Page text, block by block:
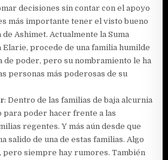
decisiones sin contar con el apoyo
más importante tener el visto bueno
de Ashimet. Actualmente la Suma
Elarie, procede de una familia humilde
poder, pero su nombramiento le ha
personas más poderosas de su
: Dentro de las familias de baja alcurnia
para poder hacer frente a las
regentes. Y más aún desde que
salido de una de estas familias. Algo
pero siempre hay rumores. También